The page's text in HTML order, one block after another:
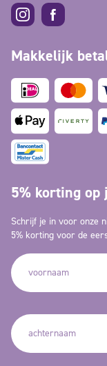
Makkelijk
5% korting op
Schrijf je in voor onze
5% korting voor de